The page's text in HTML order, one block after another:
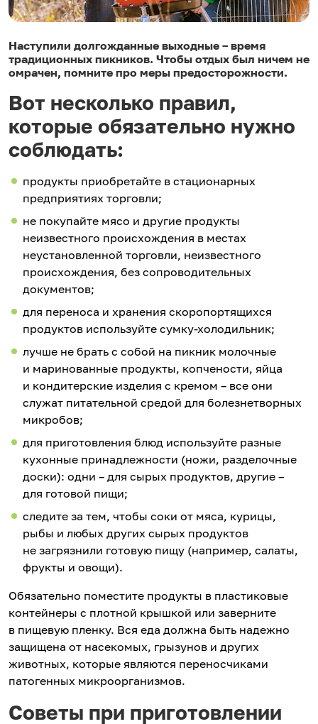
Наступили долгожданные выходные – время
традиционных пикников. Чтобы отдых был ничем не
омрачен, помните про меры предосторожности.
Вот несколько правил,
которые обязательно нужно
соблюдать:
продукты приобретайте в стационарных
предприятиях торговли;
не покупайте мясо и другие продукты
неизвестного происхождения в местах
неустановленной торговли, неизвестного
происхождения, без сопроводительных
документов;
для переноса и хранения скоропортящихся
продуктов используйте сумку-холодильник;
лучше не брать с собой на пикник молочные
и маринованные продукты, копчености, яйца
и кондитерские изделия с кремом – все они
служат питательной средой для болезнетворных
микробов;
для приготовления блюд используйте разные
кухонные принадлежности (ножи, разделочные
доски): одни – для сырых продуктов, другие –
для готовой пищи;
следите за тем, чтобы соки от мяса, курицы,
рыбы и любых других сырых продуктов
не загрязнили готовую пищу (например, салаты,
фрукты и овощи).
Обязательно поместите продукты в пластиковые
контейнеры с плотной крышкой или заверните
в пищевую пленку. Вся еда должна быть надежно
защищена от насекомых, грызунов и других
животных, которые являются переносчиками
патогенных микроорганизмов.
Советы при приготовлении